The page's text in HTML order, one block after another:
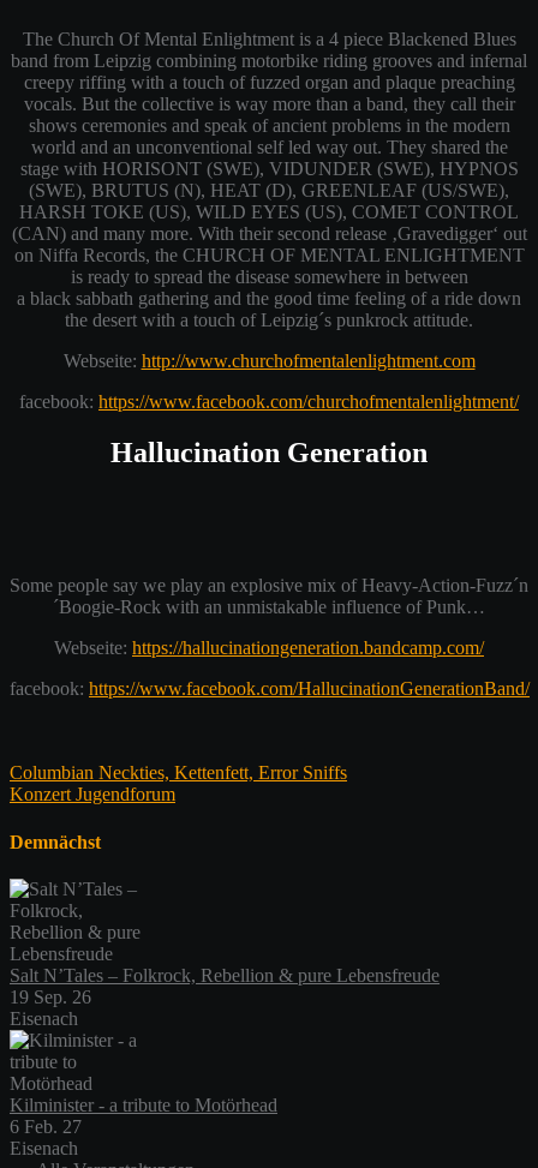
The Church Of Mental Enlightment is a 4 piece Blackened Blues
band from Leipzig combining motorbike riding grooves and infernal
creepy riffing with a touch of fuzzed organ and plaque preaching
vocals. But the collective is way more than a band, they call their
shows ceremonies and speak of ancient problems in the modern
world and an unconventional self led way out. They shared the
stage with HORISONT (SWE), VIDUNDER (SWE), HYPNOS
(SWE), BRUTUS (N), HEAT (D), GREENLEAF (US/SWE),
HARSH TOKE (US), WILD EYES (US), COMET CONTROL
(CAN) and many more. With their second release ‚Gravedigger‘ out
on Niffa Records, the CHURCH OF MENTAL ENLIGHTMENT
is ready to spread the disease somewhere in between
a black sabbath gathering and the good time feeling of a ride down
the desert with a touch of Leipzig´s punkrock attitude.
Webseite: http://www.churchofmentalenlightment.com
facebook: https://www.facebook.com/churchofmentalenlightment/
Hallucination Generation
Some people say we play an explosive mix of Heavy-Action-Fuzz´n
´Boogie-Rock with an unmistakable influence of Punk…
Webseite: https://hallucinationgeneration.bandcamp.com/
facebook: https://www.facebook.com/HallucinationGenerationBand/
Beitragsnavigation
Columbian Neckties, Kettenfett, Error Sniffs
Konzert Jugendforum
Demnächst
Salt N’Tales – Folkrock, Rebellion & pure Lebensfreude
19 Sep. 26
Eisenach
Kilminister - a tribute to Motörhead
6 Feb. 27
Eisenach